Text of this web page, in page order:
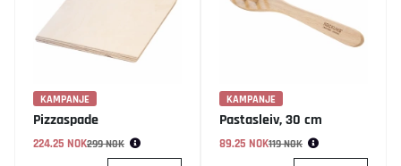
KAMPANJE
Pizzaspade
224.25 NOK
Vanlig pris:299 NOK
KAMPANJE
Pastasleiv, 30 cm
89.25 NOK
Vanlig pris:119 NOK